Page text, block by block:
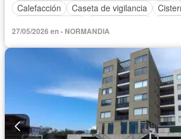
Calefacción
Caseta de vigilancia
Cuarto de servicio
Electricidad
Recámara con closet
Sala
Terraza Zonas verdes
Permite niños
27/05/2026 en - NORMANDIA